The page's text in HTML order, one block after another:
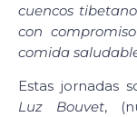
cuencos
con
comida
Estas jornadas
Luz Bouvet,